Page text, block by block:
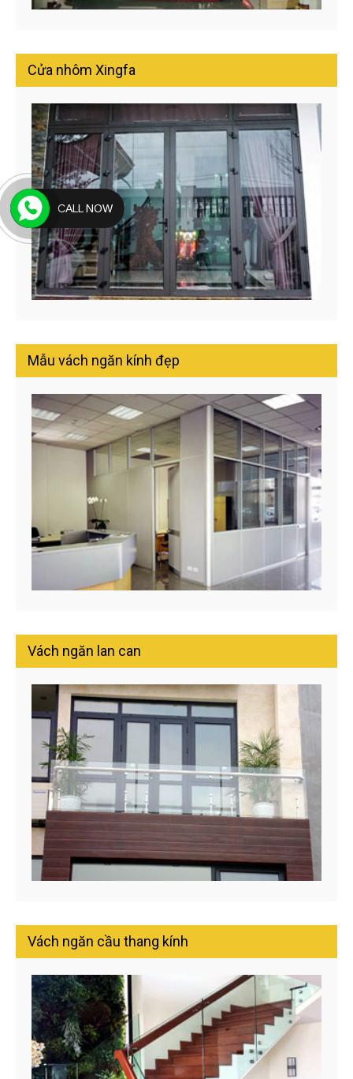
Cửa nhôm Xingfa
Mẫu vách ngăn kính đẹp
Vách ngăn lan can
Vách ngăn cầu thang kính
CALL NOW